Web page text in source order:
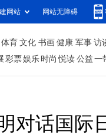
网站 网站无障碍
体育 文化 书画 健康 军事 访
彩票娱乐 时尚 悦读 公益 一
对话国际